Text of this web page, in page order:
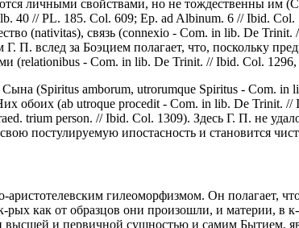
личными свойствами, но не тождественны им
40 // PL. 185. Col. 609; Ep. ad Albinum. 6 // Ibid. Col.
(nativitas), связь (connexio - Com. in lib. De
П. вслед за Боэцием полагает, что, поскольку
(relationibus - Com. in lib. De Trinit. // Ibid. Col.
(Spiritus amborum, utrorumque Spiritus - Com. in
обоих (ab utroque procedit - Com. in lib. De Trinit.
trium person. // Ibid. Col. 1309). Здесь Г. П. не
постулируемую ипостасность и становится
гилеоморфизмом. Он полагает,
рых как от образцов они произошли, и материи,
и первичной сущностью и самим Бытием,